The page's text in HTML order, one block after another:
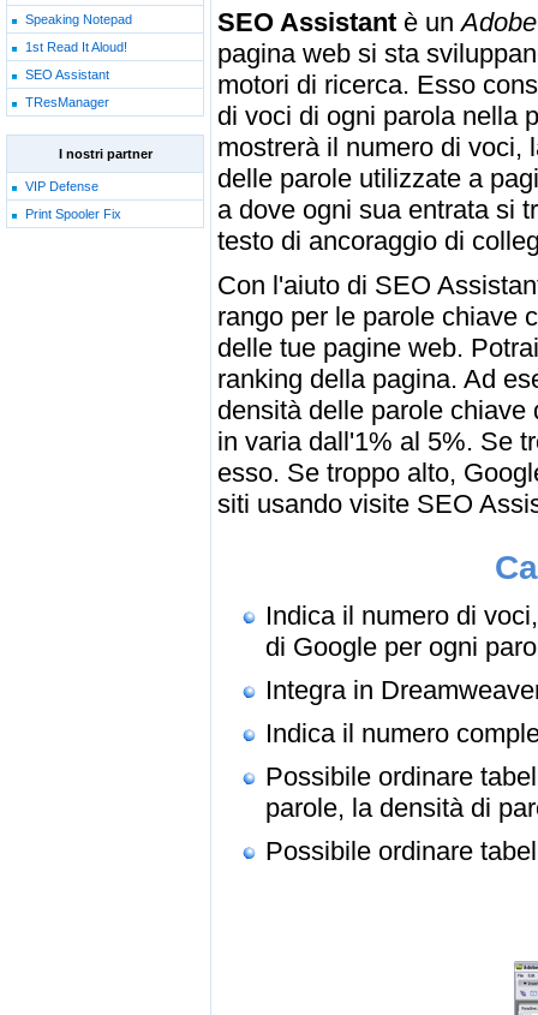
Speaking Notepad
1st Read It Aloud!
SEO Assistant
TResManager
I nostri partner
VIP Defense
Print Spooler Fix
SEO Assistant è un
pagina web si sta
motori di ricerca. Esso
di voci di ogni parola nella
mostrerà il numero di voci,
delle parole utilizzate a
a dove ogni sua entrata si
testo di ancoraggio di
Con l'aiuto di SEO
rango per le parole chiave
delle tue pagine web.
ranking della pagina. Ad
densità delle parole
in varia dall'1% al 5%. Se
esso. Se troppo alto,
siti usando visite SEO
Indica il numero di
di Google per ogni
Integra in
Indica il numero
Possibile ordinare
parole, la densità di
Possibile ordinare